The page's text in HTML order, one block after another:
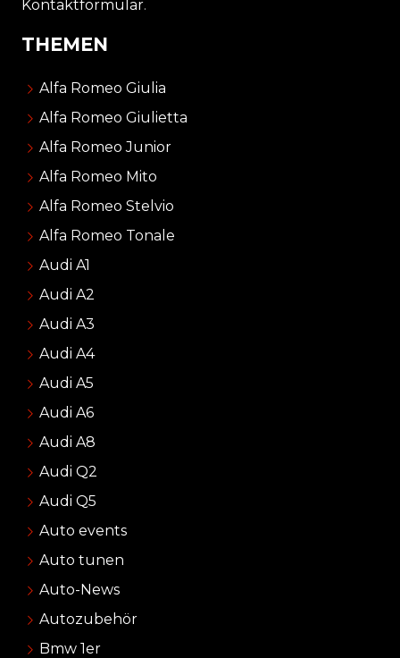
Kontaktformular.
THEMEN
Alfa Romeo Giulia
Alfa Romeo Giulietta
Alfa Romeo Junior
Alfa Romeo Mito
Alfa Romeo Stelvio
Alfa Romeo Tonale
Audi A1
Audi A2
Audi A3
Audi A4
Audi A5
Audi A6
Audi A8
Audi Q2
Audi Q5
Auto events
Auto tunen
Auto-News
Autozubehör
Bmw 1er